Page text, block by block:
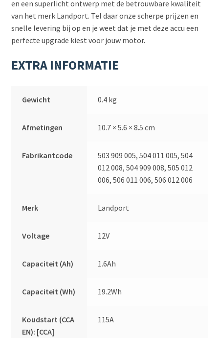
en een superlicht ontwerp met de betrouwbare kwaliteit
van het merk Landport. Tel daar onze scherpe prijzen en
snelle levering bij op en je weet dat je met deze accu een
perfecte upgrade kiest voor jouw motor.
EXTRA INFORMATIE
Gewicht 0.4 kg
Afmetingen 10.7 × 5.6 × 8.5 cm
Fabrikantcode
503 909 005, 504 011 005, 504
012 008, 504 909 008, 505 012
006, 506 011 006, 506 012 006
Merk Landport
Voltage 12V
Capaciteit (Ah) 1.6Ah
Capaciteit (Wh) 19.2Wh
Koudstart (CCA
EN): [CCA]
115A